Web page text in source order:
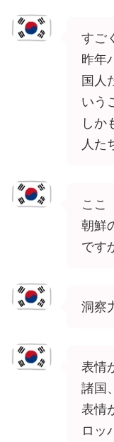
すご
昨年
国人
いう
しか
人た
ここ
朝鮮
です
洞察
表情
諸国
表情
ロッ